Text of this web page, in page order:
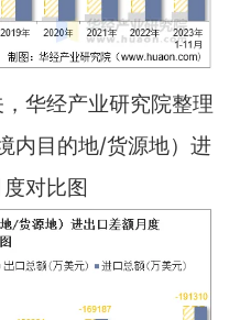
华经产业研究院整理
内目的地/货源地）进
对比图